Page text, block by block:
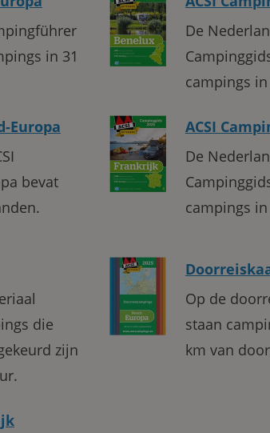
in 31
De
campings
Europa
bevat
ACSI
De
campings
die
zijn
Op de
staan
km van